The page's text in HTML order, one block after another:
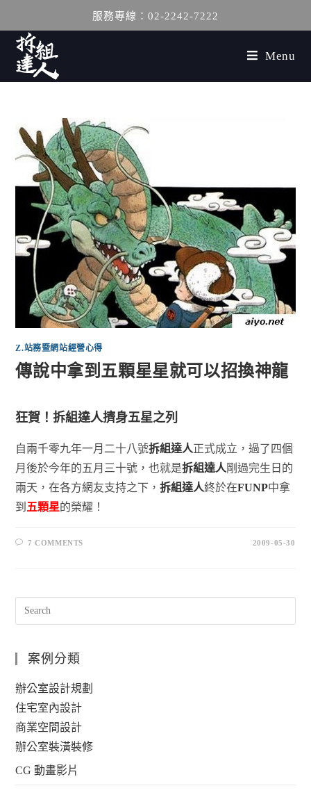
服務專線：02-2242-7222
Menu
Z.站務暨網站經營心得
傳說中拿到五顆星星就可以招換神龍
狂賀！拆組達人擠身五星之列
自兩千零九年一月二十八號拆組達人正式成立，過了四個
月後於今年的五月三十號，也就是拆組達人 剛過完生日的
兩天，在各方網友支持之下，拆組達人終於在FUNP中拿
到 五顆星的榮耀！
7 COMMENTS 2009-05-30
案例分類
辦公室設計規劃
住宅室內設計
商業空間設計
辦公室裝潢裝修
CG 動畫影片